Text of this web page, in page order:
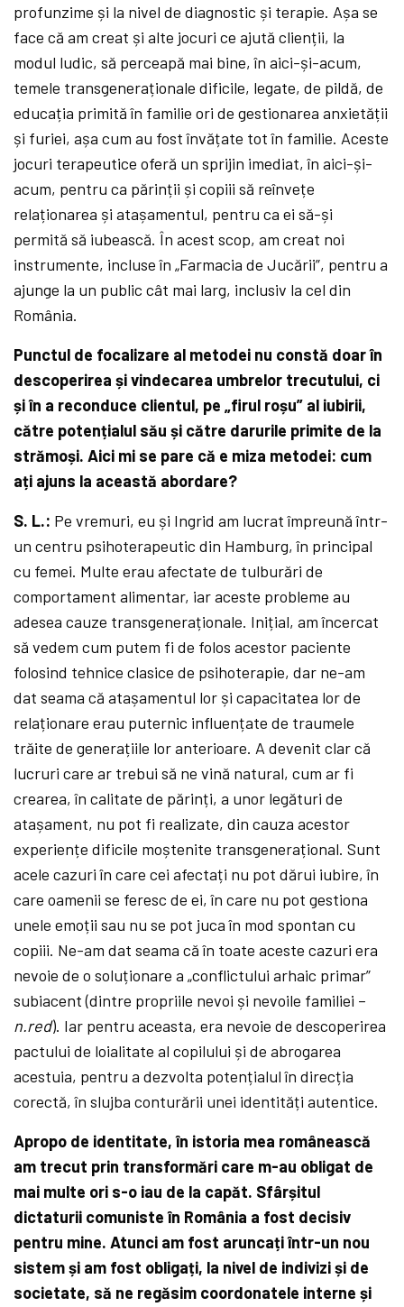
profunzime și la nivel de diagnostic și terapie. Așa se
face că am creat și alte jocuri ce ajută clienții, la
modul ludic, să perceapă mai bine, în aici-și-acum,
temele transgeneraționale dificile, legate, de pildă, de
educația primită în familie ori de gestionarea anxietății
și furiei, așa cum au fost învățate tot în familie. Aceste
jocuri terapeutice oferă un sprijin imediat, în aici-și-
acum, pentru ca părinții și copiii să reînvețe
relaționarea și atașamentul, pentru ca ei să-și
permită să iubească. În acest scop, am creat noi
instrumente, incluse în „Farmacia de Jucării”, pentru a
ajunge la un public cât mai larg, inclusiv la cel din
România.
Punctul de focalizare al metodei nu constă doar în
descoperirea și vindecarea umbrelor trecutului, ci
și în a reconduce clientul, pe „firul roșu” al iubirii,
către potențialul său și către darurile primite de la
strămoși. Aici mi se pare că e miza metodei: cum
ați ajuns la această abordare?
S. L.: Pe vremuri, eu și Ingrid am lucrat împreună într-
un centru psihoterapeutic din Hamburg, în principal
cu femei. Multe erau afectate de tulburări de
comportament alimentar, iar aceste probleme au
adesea cauze transgeneraționale. Inițial, am încercat
să vedem cum putem fi de folos acestor paciente
folosind tehnice clasice de psihoterapie, dar ne-am
dat seama că atașamentul lor și capacitatea lor de
relaționare erau puternic influențate de traumele
trăite de generațiile lor anterioare. A devenit clar că
lucruri care ar trebui să ne vină natural, cum ar fi
crearea, în calitate de părinți, a unor legături de
atașament, nu pot fi realizate, din cauza acestor
experiențe dificile moștenite transgenerațional. Sunt
acele cazuri în care cei afectați nu pot dărui iubire, în
care oamenii se feresc de ei, în care nu pot gestiona
unele emoții sau nu se pot juca în mod spontan cu
copiii. Ne-am dat seama că în toate aceste cazuri era
nevoie de o soluționare a „conflictului arhaic primar”
subiacent (dintre propriile nevoi și nevoile familiei –
n.red). Iar pentru aceasta, era nevoie de descoperirea
pactului de loialitate al copilului și de abrogarea
acestuia, pentru a dezvolta potențialul în direcția
corectă, în slujba conturării unei identități autentice.
Apropo de identitate, în istoria mea românească
am trecut prin transformări care m-au obligat de
mai multe ori s-o iau de la capăt. Sfârșitul
dictaturii comuniste în România a fost decisiv
pentru mine. Atunci am fost aruncați într-un nou
sistem și am fost obligați, la nivel de indivizi și de
societate, să ne regăsim coordonatele interne și